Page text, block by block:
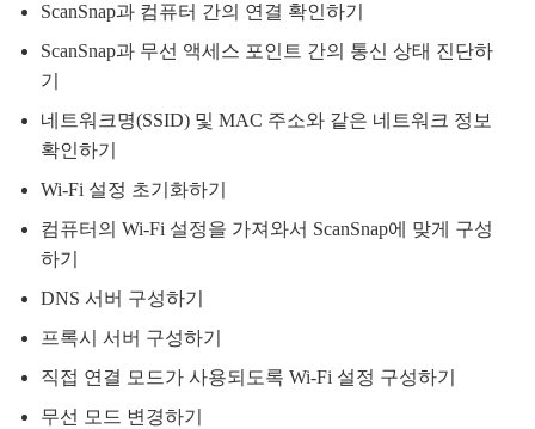
ScanSnap과 컴퓨터 간의 연결 확인하기
ScanSnap과 무선 액세스 포인트 간의 통신 상태 진단하
기
네트워크명(SSID) 및 MAC 주소와 같은 네트워크 정보
확인하기
Wi-Fi 설정 초기화하기
컴퓨터의 Wi-Fi 설정을 가져와서 ScanSnap에 맞게 구성
하기
DNS 서버 구성하기
프록시 서버 구성하기
직접 연결 모드가 사용되도록 Wi-Fi 설정 구성하기
무선 모드 변경하기